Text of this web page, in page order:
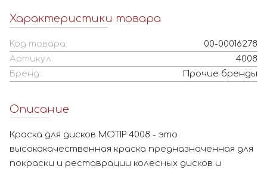
Характеристики товара
Код товара:
00-00016278
Артикул:
4008
Бренд:
Прочие бренды
Описание
Краска для дисков MOTIP 4008 - это
высококачественная краска предназначенная для
покраски и реставрации колесных дисков и